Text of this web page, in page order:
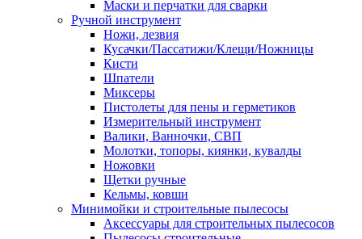
Маски и перчатки для сварки
Ручной инструмент
Ножи, лезвия
Кусачки/Пассатижи/Клещи/Ножницы
Кисти
Шпатели
Миксеры
Пистолеты для пены и герметиков
Измерительный инструмент
Валики, Ванночки, СВП
Молотки, топоры, киянки, кувалды
Ножовки
Щетки ручные
Кельмы, ковши
Минимойки и строительные пылесосы
Аксессуары для строительных пылесосов